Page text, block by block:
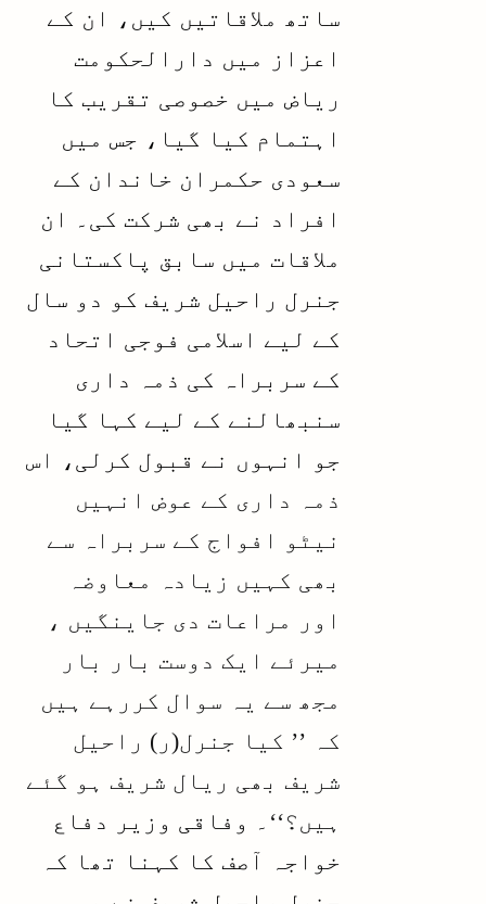
ساتھ ملاقاتیں کیں، ان کے
اعزاز میں دارالحکومت
ریاض میں خصوصی تقریب کا
اہتمام کیا گیا، جس میں
سعودی حکمران خاندان کے
افراد نے بھی شرکت کی۔ ان
ملاقات میں سابق پاکستانی
جنرل راحیل شریف کو دو سال
کے لیے اسلامی فوجی اتحاد
کے سربراہ کی ذمہ داری
سنبھالنے کے لیے کہا گیا
جو انہوں نے قبول کرلی،
اس
ذمہ داری کے عوض انہیں
نیٹو افواج کے سربراہ سے
بھی کہیں زیادہ معاوضہ
اور مراعات دی جاینگیں ،
میرئے ایک دوست بار بار
مجھ سے یہ سوال کررہے ہیں
کہ ’’ کیا جنرل(ر) راحیل
شریف بھی ریال شریف ہو گئے
ہیں؟‘‘۔ وفاقی وزیر دفاع
خواجہ آصف کا کہنا تھا کہ